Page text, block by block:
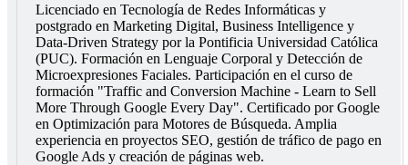
Licenciado en Tecnología de Redes Informáticas y
postgrado en Marketing Digital, Business Intelligence y
Data-Driven Strategy por la Pontificia Universidad Católica
(PUC). Formación en Lenguaje Corporal y Detección de
Microexpresiones Faciales. Participación en el curso de
formación "Traffic and Conversion Machine - Learn to Sell
More Through Google Every Day". Certificado por Google
en Optimización para Motores de Búsqueda. Amplia
experiencia en proyectos SEO, gestión de tráfico de pago en
Google Ads y creación de páginas web.